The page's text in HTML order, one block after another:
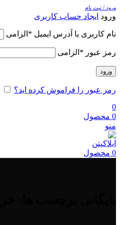
ورود / ثبت نام
ورود ایجاد حساب کاربری
نام کاربری یا آدرس ایمیل * الزامی
رمز عبور * الزامی
ورود
رمز عبور را فراموش کرده اید؟
0
0 محصول
منو
0 محصول